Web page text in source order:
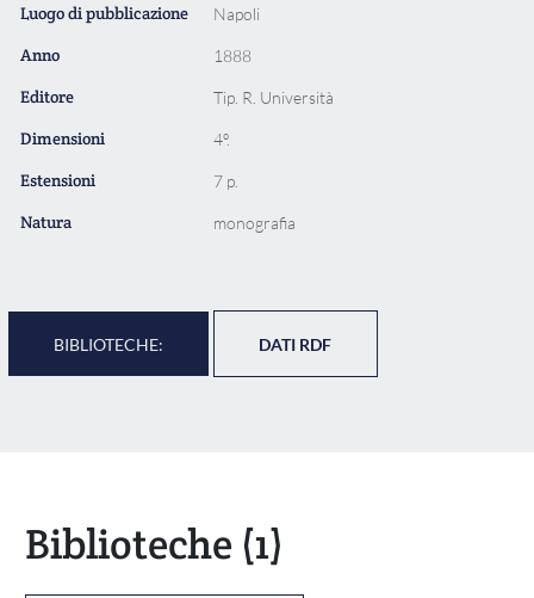
Luogo di pubblicazione Napoli
Anno 1888
Editore Tip. R. Università
Dimensioni 4º.
Estensioni 7 p.
Natura monografia
BIBLIOTECHE: DATI RDF
Biblioteche (1)